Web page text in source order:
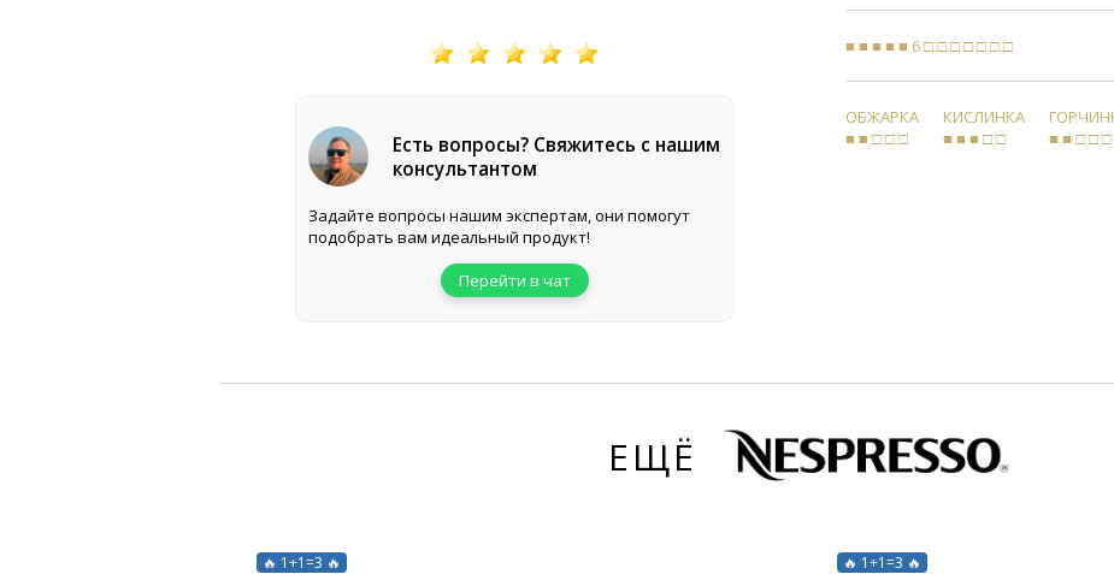
Есть вопросы? Свяжитесь с нашим
консультантом
Задайте вопросы нашим экспертам, они помогут
подобрать вам идеальный продукт!
Перейти в чат
■ ■ ■ ■ ■ 6 □ □ □ □ □ □ □
ОБЖАРКА
■ ■ □ □ □
КИСЛИНКА
■ ■ ■ □ □
■ ■ □ □ □
ЕЩЁ
🔥 1+1=3 🔥 🔥 1+1=3 🔥